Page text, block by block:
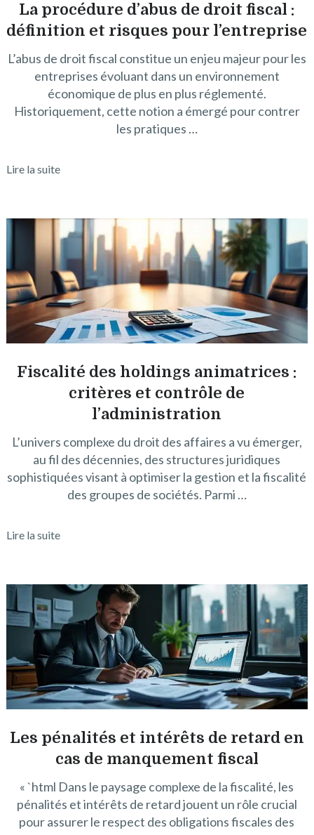
La procédure d’abus de droit fiscal :
définition et risques pour l’entreprise
L’abus de droit fiscal constitue un enjeu majeur pour les
entreprises évoluant dans un environnement
économique de plus en plus réglementé.
Historiquement, cette notion a émergé pour contrer
les pratiques …
Lire la suite
Fiscalité des holdings animatrices :
critères et contrôle de
l’administration
L’univers complexe du droit des affaires a vu émerger,
au fil des décennies, des structures juridiques
sophistiquées visant à optimiser la gestion et la fiscalité
des groupes de sociétés. Parmi …
Lire la suite
Les pénalités et intérêts de retard en
cas de manquement fiscal
« `html Dans le paysage complexe de la fiscalité, les
pénalités et intérêts de retard jouent un rôle crucial
pour assurer le respect des obligations fiscales des